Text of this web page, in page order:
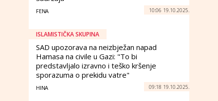
FENA 10:06 19.10.2025.
ISLAMISTIČKA SKUPINA
SAD upozorava na neizbježan napad
Hamasa na civile u Gazi: "To bi
predstavljalo izravno i teško kršenje
sporazuma o prekidu vatre"
HINA 09:18 19.10.2025.